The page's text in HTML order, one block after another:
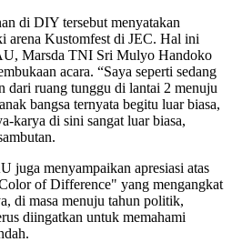
di DIY tersebut menyatakan
arena Kustomfest di JEC. Hal ini
Marsda TNI Sri Mulyo Handoko
acara. “Saya seperti sedang
dari ruang tunggu di lantai 2 menuju
bangsa ternyata begitu luar biasa,
karya di sini sangat luar biasa,
juga menyampaikan apresiasi atas
of Difference" yang mengangkat
di masa menuju tahun politik,
diingatkan untuk memahami